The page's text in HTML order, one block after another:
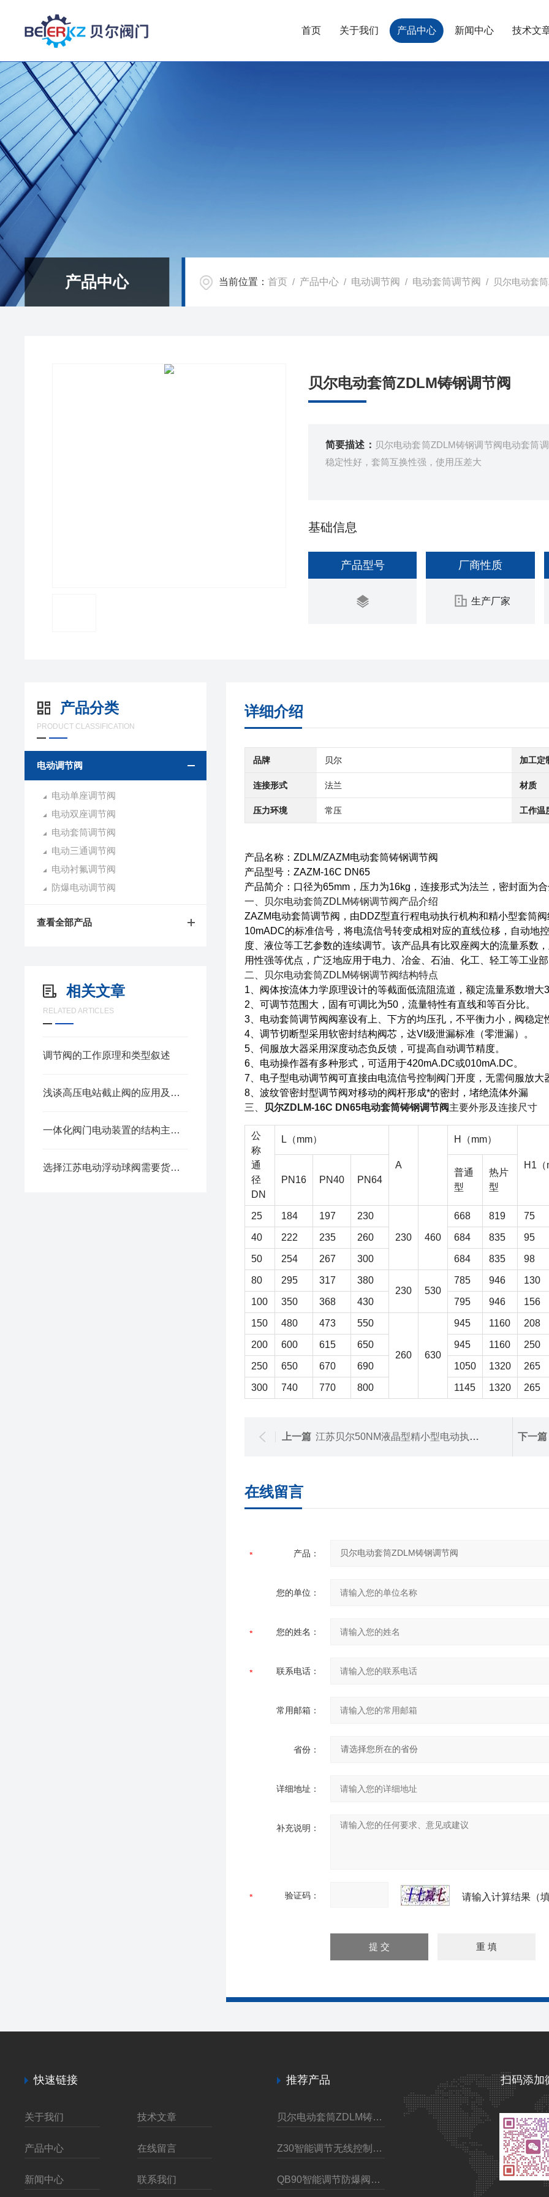
首页 关于我们 产品中心 新闻中心 技术文
产品中心 当前位置：首页 / 产品中心 / 电动调节阀 / 电动套筒调节阀 / 贝尔电动套
贝尔电动套筒ZDLM铸钢调节阀
简要描述： 贝尔电动套筒ZDLM铸钢调节阀电动套筒
稳定性好，套筒互换性强，使用压差大
基础信息
产品型号 厂商性质
生产厂家
产品分类
PRODUCT CLASSIFICATION
电动调节阀
电动单座调节阀
电动双座调节阀
电动套筒调节阀
电动三通调节阀
电动衬氟调节阀
防爆电动调节阀
查看全部产品
相关文章
RELATED ARTICLES
调节阀的工作原理和类型叙述
浅谈高压电站截止阀的应用及优势
一体化阀门电动装置的结构主要由以下几个部分组成
选择江苏电动浮动球阀需要货比三家
详细介绍
品牌 贝尔 加工定
连接形式 法兰 材质
压力环境 常压 工作温
产品名称：ZDLM/ZAZM电动套筒铸钢调节阀
产品型号：ZAZM-16C DN65
产品简介：口径为65mm，压力为16kg，连接形式为法兰，密封面为
一、
贝尔电动套筒ZDLM铸钢调节阀产品介绍
ZAZM电动套筒调节阀，由DDZ型直行程电动执行机构和精小型套筒
10mADC的标准信号，将电流信号转变成相对应的直线位移，自动地
度、液位等工艺参数的连续调节。该产品具有比双座阀大的流量系数
用性强等优点，广泛地应用于电力、冶金、石油、化工、轻工等工业
二、
贝尔电动套筒ZDLM铸钢调节阀结构特点
1、阀体按流体力学原理设计的等截面低流阻流道，额定流量系数增大
2、可调节范围大，固有可调比为50，流量特性有直线和等百分比。
3、电动套筒调节阀阀塞设有上、下方的均压孔，不平衡力小，阀稳
4、调节切断型采用软密封结构阀芯，达VI级泄漏标准（零泄漏）。
5、伺服放大器采用深度动态负反馈，可提高自动调节精度。
6、电动操作器有多种形式，可适用于420mA.DC或010mA.DC。
7、电子型电动调节阀可直接由电流信号控制阀门开度，无需伺服放大
8、波纹管密封型调节阀对移动的阀杆形成*的密封，堵绝流体外漏
三、
贝尔ZDLM-16C DN65电动套筒铸钢调节阀主要外形及连接尺寸
公
称
通
径
DN
L（mm）
A
H（mm）
H1（
PN16
PN40 PN64
普通
型
热片
型
25 184 197 230
230 460
668 819 75
40 222 235 260 684 835 95
50 254 267 300 684 835 98
80 295 317
380
230
530
785 946 130
100 350 368 430 795 946 156
150 480 473 550
260 630
945 1160 208
200 600 615 650 945 1160 250
250 650 670 690 1050 1320 265
300 740 770 800 1145 1320 265
上一篇 江苏贝尔50NM液晶型精小型电动执行器 下一篇
在线留言
产品：
您的单位：
您的姓名：
联系电话：
常用邮箱：
省份：
详细地址：
补充说明：
验证码： 请输入计算结果（
快速链接
关于我们 技术文章
产品中心 在线留言
新闻中心 联系我们
推荐产品
贝尔电动套筒ZDLM铸钢调节阀
Z30智能调节无线控制电动装置
QB90智能调节防爆阀门电动执行装置
扫码添加